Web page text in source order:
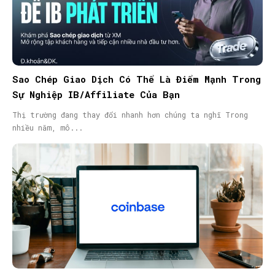
Sao Chép Giao Dịch Có Thể Là Điểm Mạnh Trong
Sự Nghiệp IB/Affiliate Của Bạn
Thị trường đang thay đổi nhanh hơn chúng ta nghĩ Trong
nhiều năm, mô...